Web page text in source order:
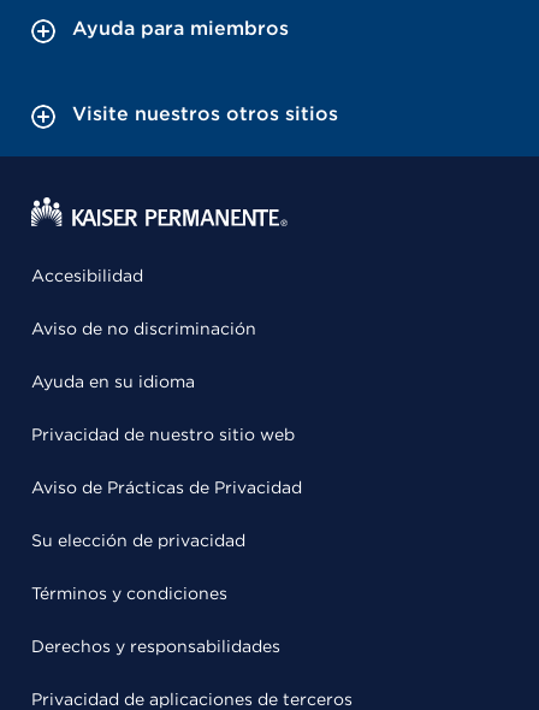
Ayuda para miembros
Visite nuestros otros sitios
Accesibilidad
Aviso de no discriminación
Ayuda en su idioma
Privacidad de nuestro sitio web
Aviso de Prácticas de Privacidad
Su elección de privacidad
Términos y condiciones
Derechos y responsabilidades
Privacidad de aplicaciones de terceros